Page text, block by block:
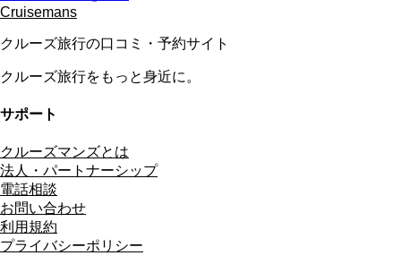
Cruisemans
クルーズ旅行の口コミ・予約サイト
クルーズ旅行をもっと身近に。
サポート
クルーズマンズとは
法人・パートナーシップ
電話相談
お問い合わせ
利用規約
プライバシーポリシー